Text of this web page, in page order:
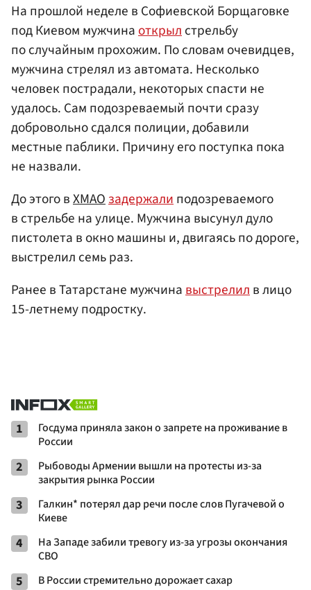
На прошлой неделе в Софиевской Борщаговке
под Киевом мужчинаоткрылстрельбу
по случайным прохожим. По словам очевидцев,
мужчина стрелял из автомата. Несколько
человек пострадали, некоторых спасти не
удалось. Сам подозреваемый почти сразу
добровольно сдался полиции, добавили
местные паблики. Причину его поступка пока
не назвали.
До этого вХМАОзадержалиподозреваемого
в стрельбе на улице. Мужчина высунул дуло
пистолета в окно машины и, двигаясь по дороге,
выстрелил семь раз.
Ранее в Татарстане мужчинавыстрелилв лицо
15-летнему подростку.
1
Госдума приняла закон о запрете на проживание в
России
2
Рыбоводы Армении вышли на протесты из-за
закрытия рынка России
3
Галкин* потерял дар речи после слов Пугачевой о
Киеве
4
На Западе забили тревогу из-за угрозы окончания
СВО
5 В России стремительно дорожает сахар